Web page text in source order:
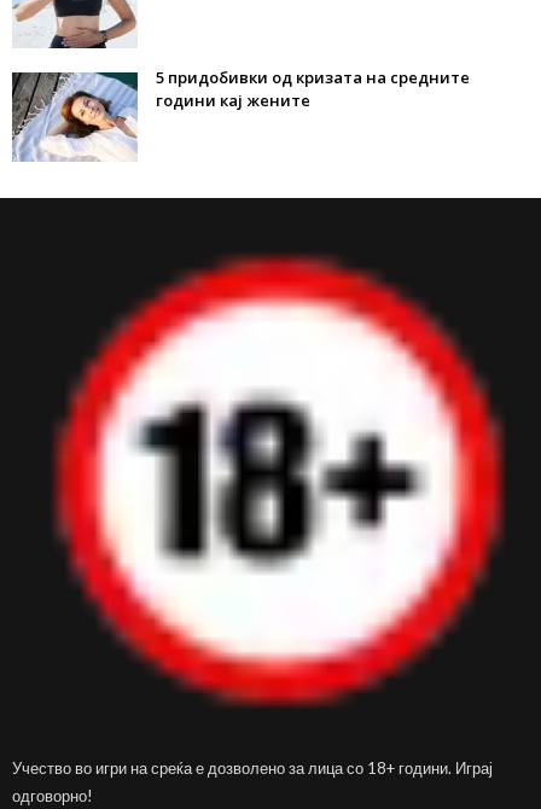
5 придобивки од кризата на средните
години кај жените
Учество во игри на среќа е дозволено за лица со 18+ години. Играј
одговорно!